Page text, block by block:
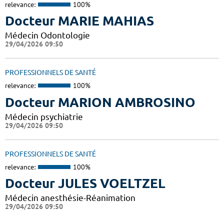
relevance: 100%
Docteur MARIE MAHIAS
Médecin Odontologie
29/04/2026 09:50
PROFESSIONNELS DE SANTÉ
relevance: 100%
Docteur MARION AMBROSINO
Médecin psychiatrie
29/04/2026 09:50
PROFESSIONNELS DE SANTÉ
relevance: 100%
Docteur JULES VOELTZEL
Médecin anesthésie-Réanimation
29/04/2026 09:50